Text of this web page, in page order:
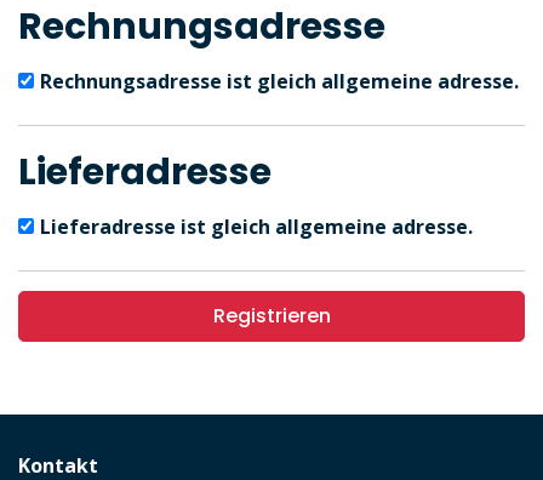
Rechnungsadresse
Rechnungsadresse ist gleich allgemeine adresse.
Lieferadresse
Lieferadresse ist gleich allgemeine adresse.
Registrieren
Kontakt